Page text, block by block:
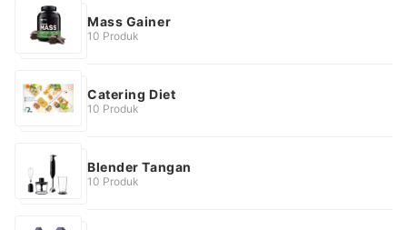
Mass Gainer
10 Produk
Catering Diet
10 Produk
Blender Tangan
10 Produk